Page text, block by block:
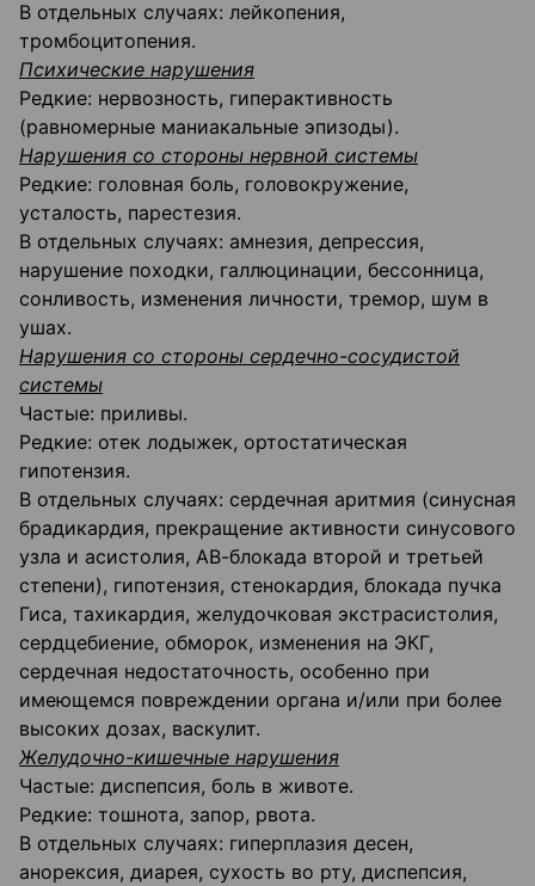
В отдельных случаях: лейкопения,
тромбоцитопения.
Психические нарушения
Редкие: нервозность, гиперактивность
(равномерные маниакальные эпизоды).
Нарушения со стороны нервной системы
Редкие: головная боль, головокружение,
усталость, парестезия.
В отдельных случаях: амнезия, депрессия,
нарушение походки, галлюцинации, бессонница,
сонливость, изменения личности, тремор, шум в
ушах.
Нарушения со стороны сердечно-сосудистой
системы
Частые: приливы.
Редкие: отек лодыжек, ортостатическая
гипотензия.
В отдельных случаях: сердечная аритмия (синусная
брадикардия, прекращение активности синусового
узла и асистолия, АВ-блокада второй и третьей
степени), гипотензия, стенокардия, блокада пучка
Гиса, тахикардия, желудочковая экстрасистолия,
сердцебиение, обморок, изменения на ЭКГ,
сердечная недостаточность, особенно при
имеющемся повреждении органа и/или при более
высоких дозах, васкулит.
Желудочно-кишечные нарушения
Частые: диспепсия, боль в животе.
Редкие: тошнота, запор, рвота.
В отдельных случаях: гиперплазия десен,
анорексия, диарея, сухость во рту, диспепсия,